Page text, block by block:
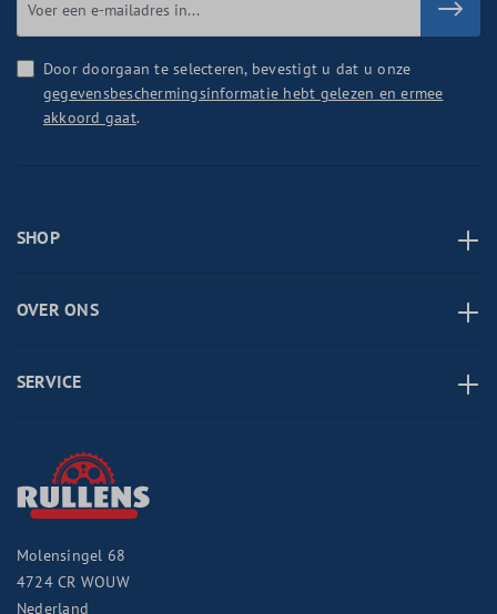
Door doorgaan te selecteren, bevestigt u dat u onze
gegevensbeschermingsinformatie hebt gelezen en ermee
akkoord gaat.
SHOP
OVER ONS
SERVICE
Molensingel 68
4724 CR WOUW
Nederland